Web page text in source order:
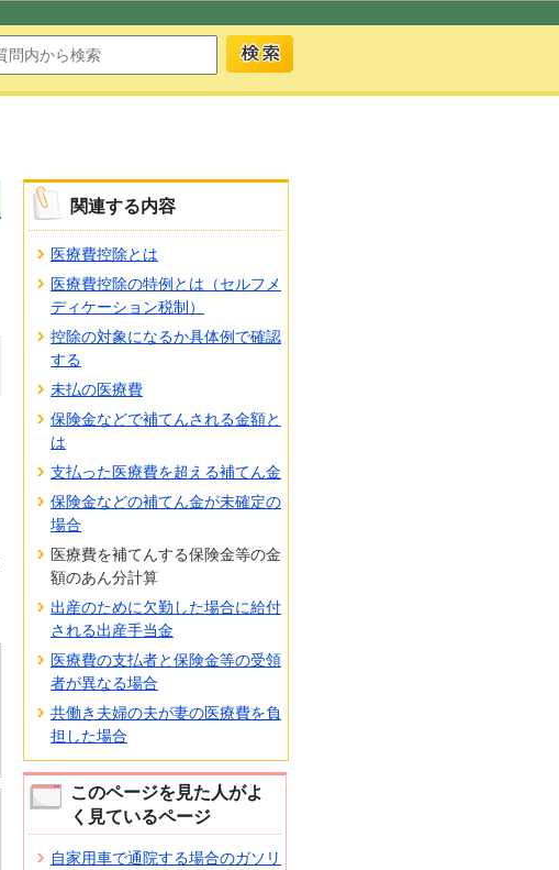
関連する内容
医療費控除とは
医療費控除の特例とは（セルフメ
ディケーション税制）
控除の対象になるか具体例で確認
する
未払の医療費
保険金などで補てんされる金額と
は
支払った医療費を超える補てん金
保険金などの補てん金が未確定の
場合
医療費を補てんする保険金等の金
額のあん分計算
出産のために欠勤した場合に給付
される出産手当金
医療費の支払者と保険金等の受領
者が異なる場合
共働き夫婦の夫が妻の医療費を負
担した場合
このページを見た人がよ
く見ているページ
自家用車で通院する場合のガソリ